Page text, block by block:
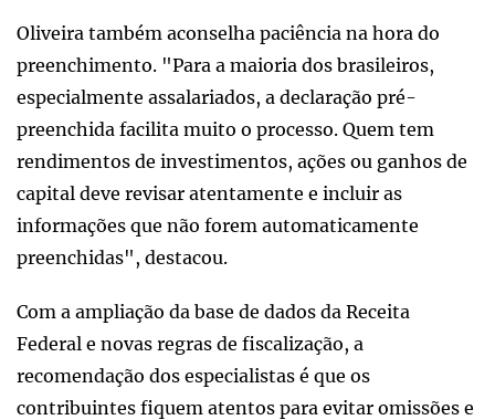
Oliveira também aconselha paciência na hora do
preenchimento. "Para a maioria dos brasileiros,
especialmente assalariados, a declaração pré-
preenchida facilita muito o processo. Quem tem
rendimentos de investimentos, ações ou ganhos de
capital deve revisar atentamente e incluir as
informações que não forem automaticamente
preenchidas", destacou.
Com a ampliação da base de dados da Receita
Federal e novas regras de fiscalização, a
recomendação dos especialistas é que os
contribuintes fiquem atentos para evitar omissões e